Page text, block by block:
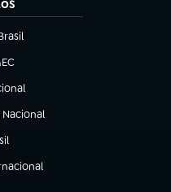
aba)
nova aba)
aba)
nova aba)
aba)